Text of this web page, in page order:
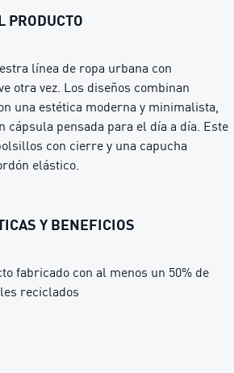
PRODUCTO
línea de ropa urbana con
otra vez. Los diseños combinan
una estética moderna y minimalista,
cápsula pensada para el día a día. Este
con cierre y una capucha
elástico.
Y BENEFICIOS
fabricado con al menos un 50% de
reciclados